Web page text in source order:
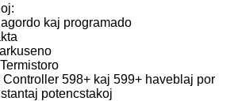
kaj programado
Controller 598+ kaj 599+ haveblaj por
potencstakoj